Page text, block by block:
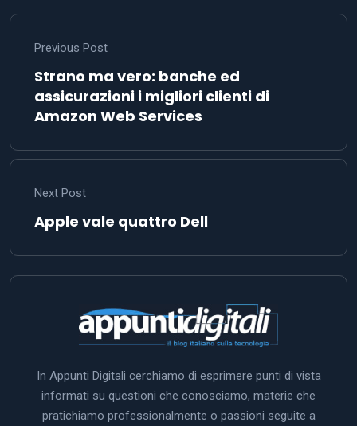
Previous Post
Strano ma vero: banche ed
assicurazioni i migliori clienti di
Amazon Web Services
Next Post
Apple vale quattro Dell
In Appunti Digitali cerchiamo di esprimere punti di vista
informati su questioni che conosciamo, materie che
pratichiamo professionalmente o passioni seguite a